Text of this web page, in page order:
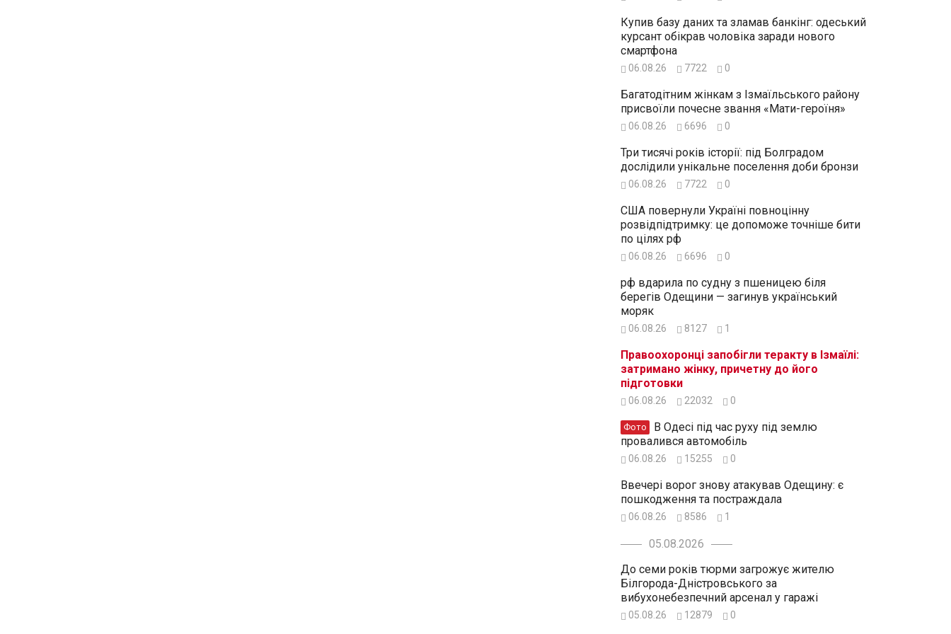
Купив базу даних та зламав банкінг: одеський
курсант обікрав чоловіка заради нового
смартфона
06.08.26 7722 0
Багатодітним жінкам з Ізмаїльського району
присвоїли почесне звання «Мати-героїня»
06.08.26 6696 0
Три тисячі років історії: під Болградом
дослідили унікальне поселення доби бронзи
06.08.26 7722 0
США повернули Україні повноцінну
розвідпідтримку: це допоможе точніше бити
по цілях рф
06.08.26 6696 0
рф вдарила по судну з пшеницею біля
берегів Одещини — загинув український
моряк
06.08.26 8127 1
Правоохоронці запобігли теракту в Ізмаїлі:
затримано жінку, причетну до його
підготовки
06.08.26 22032 0
Фото
провалився автомобіль
06.08.26 15255 0
Ввечері ворог знову атакував Одещину: є
пошкодження та постраждала
06.08.26 8586 1
05.08.2026
До семи років тюрми загрожує жителю
Білгорода-Дністровського за
вибухонебезпечний арсенал у гаражі
05.08.26 12879 0